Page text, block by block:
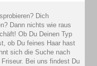
Dich
Dann nichts wie raus
Ob Du Deinen Typ
ob Du feines Haar hast
sich die Suche nach
Bei uns findest Du